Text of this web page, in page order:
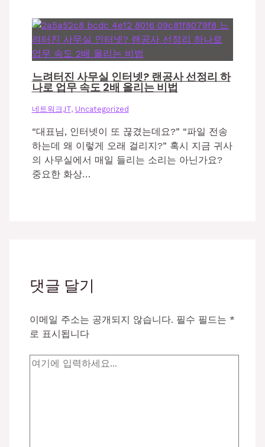
느려터진 사무실 인터넷? 랜공사 선정리 하
나로 업무 속도 2배 올리는 비법
네트워크,IT, Uncategorized
“대표님, 인터넷이 또 끊겼는데요?” “파일 전송
하는데 왜 이렇게 오래 걸리지?” 혹시 지금 귀사
의 사무실에서 매일 들리는 소리는 아닌가요?
중요한 화상…
댓글 달기
이메일 주소는 공개되지 않습니다. 필수 필드는 *
로 표시됩니다